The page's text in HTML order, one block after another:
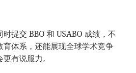
提交 BBO 和 USABO 成绩，不
育体系，还能展现全球学术竞争
有说服力。